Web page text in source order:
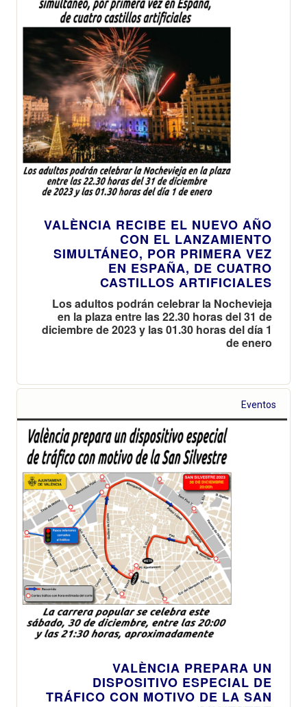
VALÈNCIA RECIBE EL NUEVO AÑO
CON EL LANZAMIENTO
SIMULTÁNEO, POR PRIMERA VEZ
EN ESPAÑA, DE CUATRO
CASTILLOS ARTIFICIALES
Los adultos podrán celebrar la Nochevieja
en la plaza entre las 22.30 horas del 31 de
diciembre de 2023 y las 01.30 horas del día 1
de enero
Eventos
VALÈNCIA PREPARA UN
DISPOSITIVO ESPECIAL DE
TRÁFICO CON MOTIVO DE LA SAN